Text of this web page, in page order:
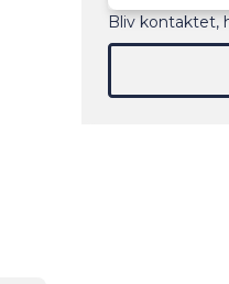
Bliv kontaktet,